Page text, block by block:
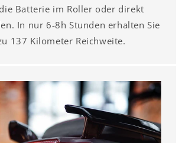
Batterie im Roller oder direkt
In nur 6-8h Stunden erhalten Sie
137 Kilometer Reichweite.